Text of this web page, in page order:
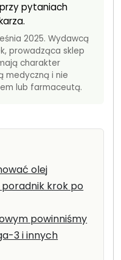
pytaniach
2025. Wydawcą
prowadząca sklep
charakter
medyczną i nie
lub farmaceutą.
olej
krok po
powinniśmy
3 i innych